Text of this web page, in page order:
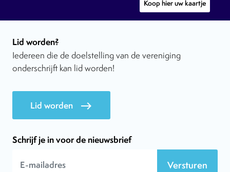
Koop hier uw kaartje
Lid worden?
Iedereen die de doelstelling van de vereniging
onderschrijft kan lid worden!
Lid worden east
Schrijf je in voor de nieuwsbrief
Versturen